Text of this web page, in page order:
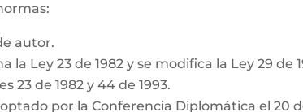
autor.
la Ley 23 de 1982 y se modifica la Ley 29 de
23 de 1982 y 44 de 1993.
por la Conferencia Diplomática el 20